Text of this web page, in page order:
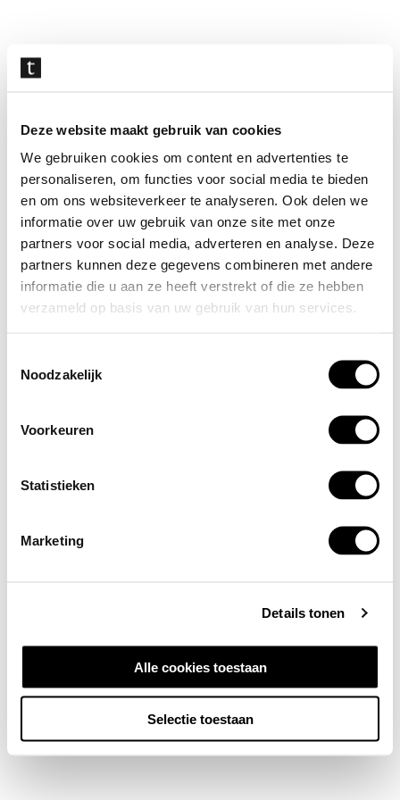
Deze website maakt gebruik van cookies
We gebruiken cookies om content en advertenties te
personaliseren, om functies voor social media te bieden
en om ons websiteverkeer te analyseren. Ook delen we
informatie over uw gebruik van onze site met onze
partners voor social media, adverteren en analyse. Deze
partners kunnen deze gegevens combineren met andere
informatie die u aan ze heeft verstrekt of die ze hebben
verzameld op basis van uw gebruik van hun services.
Noodzakelijk
Voorkeuren
Statistieken
Marketing
Details tonen
Alle cookies toestaan
Selectie toestaan
overslaan